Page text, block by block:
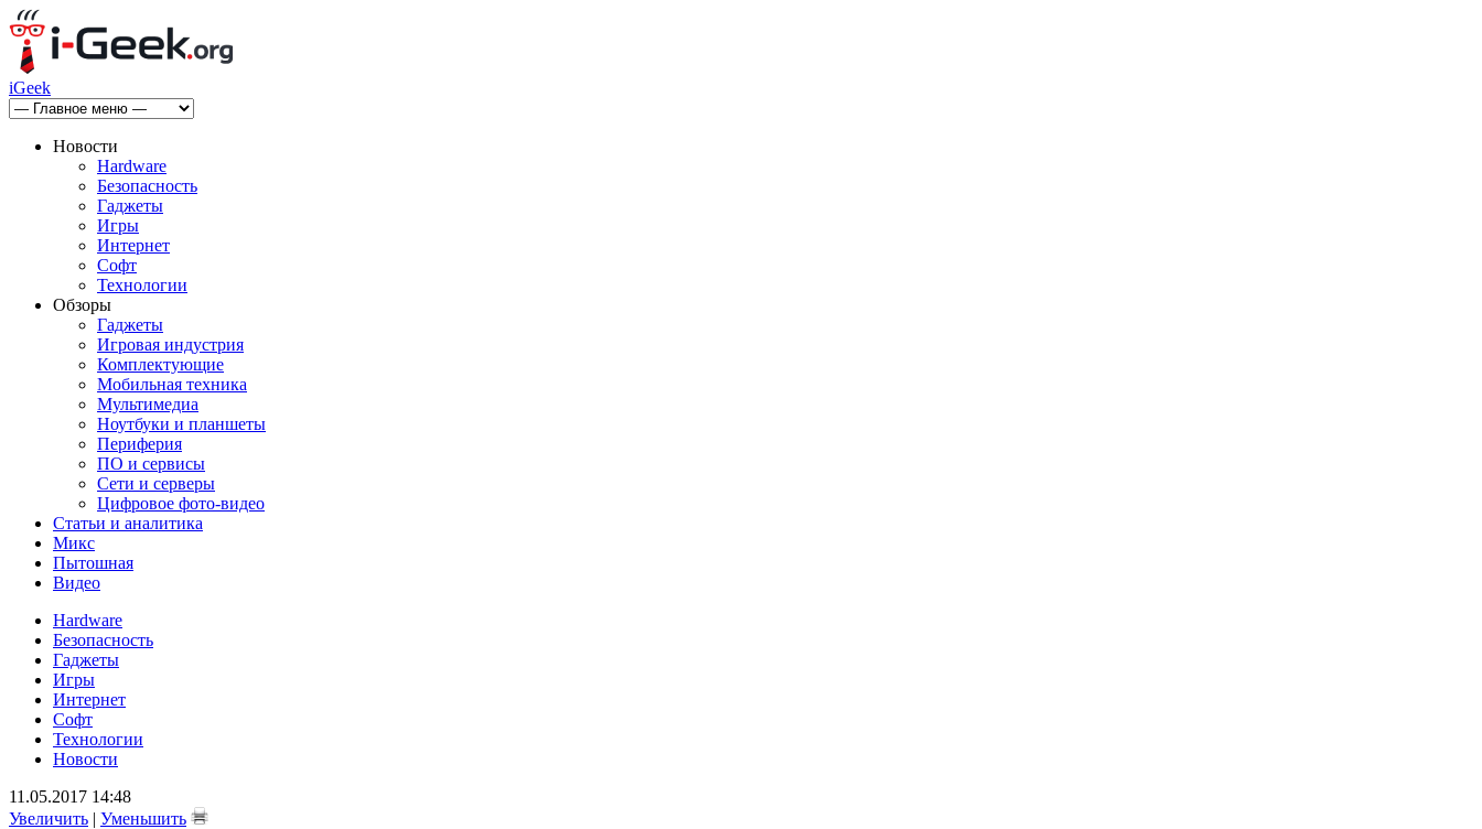
iGeek
Новости
Hardware
Безопасность
Гаджеты
Игры
Интернет
Софт
Технологии
Обзоры
Гаджеты
Игровая индустрия
Комплектующие
Мобильная техника
Мультимедиа
Ноутбуки и планшеты
Периферия
ПО и сервисы
Сети и серверы
Цифровое фото-видео
Статьи и аналитика
Микс
Пытошная
Видео
Hardware
Безопасность
Гаджеты
Игры
Интернет
Софт
Технологии
Новости
11.05.2017 14:48
Увеличить | Уменьшить